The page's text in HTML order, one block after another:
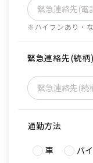
※ハイフンあり・な
緊急連絡先(続柄)
通勤方法
車 バ